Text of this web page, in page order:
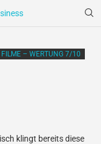
FILME – WERTUNG 7/10
klingt bereits diese